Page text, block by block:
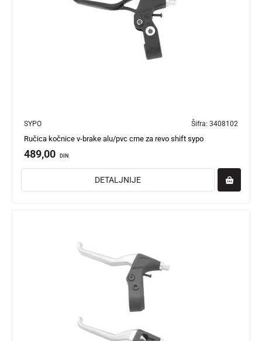
SYPO Šifra: 3408102
Ručica kočnice v-brake alu/pvc crne za revo shift sypo
489,00 DIN
DETALJNIJE